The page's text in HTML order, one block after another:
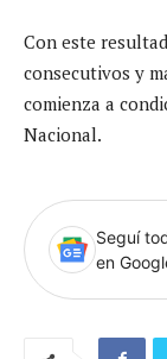
Con este
consecutivos y
comienza a
Nacional.
Seguí
en